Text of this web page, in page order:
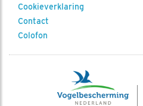
Cookieverklaring
Contact
Colofon